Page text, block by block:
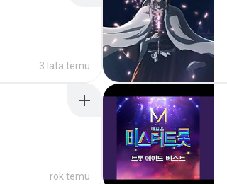
3 lata temu
rok temu